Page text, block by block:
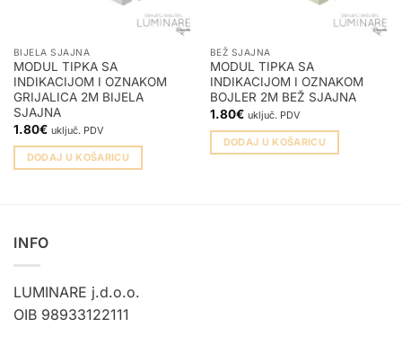
BIJELA SJAJNA
MODUL TIPKA SA
INDIKACIJOM I OZNAKOM
GRIJALICA 2M BIJELA
SJAJNA
1.80€ uključ. PDV
DODAJ U KOŠARICU
BEŽ SJAJNA
MODUL TIPKA SA
INDIKACIJOM I OZNAKOM
BOJLER 2M BEŽ SJAJNA
1.80€ uključ. PDV
DODAJ U KOŠARICU
INFO
LUMINARE j.d.o.o.
OIB 98933122111